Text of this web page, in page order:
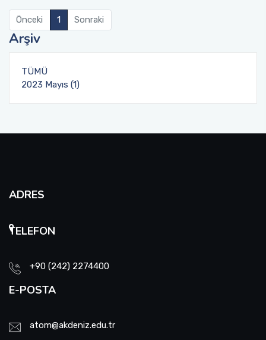
Önceki 1 Sonraki
Arşiv
TÜMÜ
2023 Mayıs (1)
ADRES
TELEFON
+90 (242) 2274400
E-POSTA
atom@akdeniz.edu.tr